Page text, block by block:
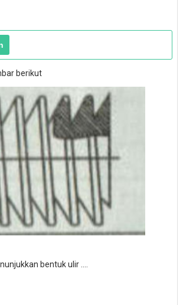
berikut
bentuk ulir ....